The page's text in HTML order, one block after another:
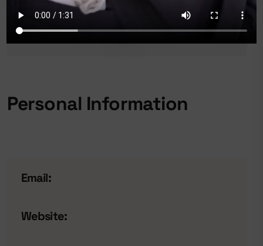
Personal Information
Email:
Website: